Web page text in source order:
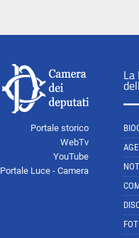
Portale storico
WebTv
YouTube
Portale Luce - Camera
La